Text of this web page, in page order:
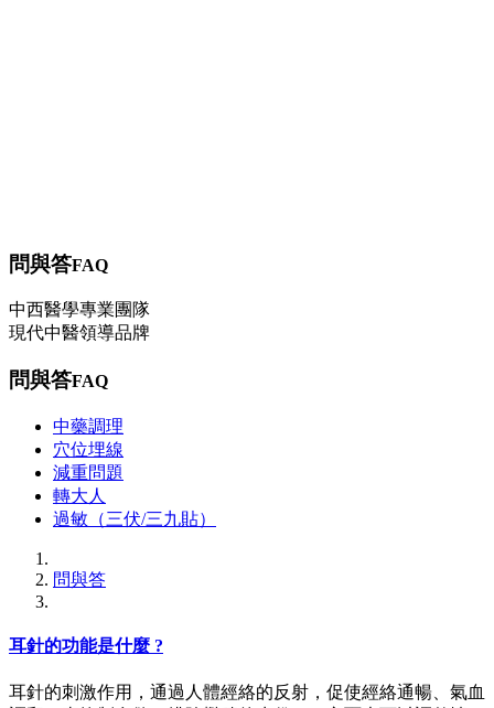
問與答FAQ
中西醫學專業團隊
現代中醫領導品牌
問與答FAQ
中藥調理
穴位埋線
減重問題
轉大人
過敏（三伏/三九貼）
問與答
耳針的功能是什麼 ?
耳針的刺激作用，通過人體經絡的反射，促使經絡通暢、氣血